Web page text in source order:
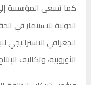
كما تسعى المؤسسة
الدولية للاستثمار في
الجغرافي الاستراتيجي
الأوروبية، وتكاليف